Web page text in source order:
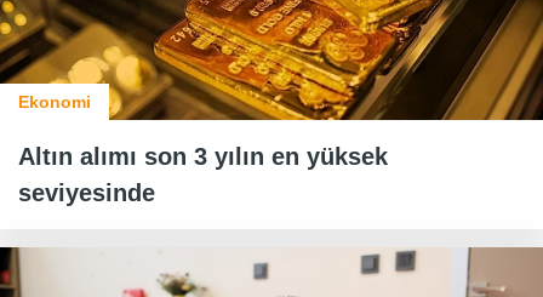
Ekonomi
Altın alımı son 3 yılın en yüksek
seviyesinde